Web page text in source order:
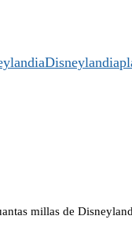
Disneylandia
millas de